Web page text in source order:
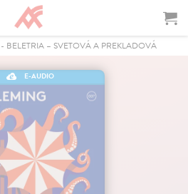
BELETRIA – SVETOVÁ A PREKLADOVÁ
E-AUDIO